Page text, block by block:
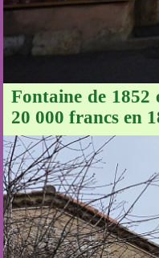
Fontaine de 1852
20 000 francs en